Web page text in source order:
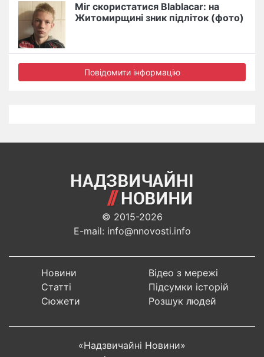
Міг скористатися Blablacar: на
Житомирщині зник підліток (фото)
Повідомити інформацію
© 2015-2026
E-mail: info@nnovosti.info
Новини
Статті
Сюжети
Відео з мережі
Підсумки історій
Розшук людей
«Надзвичайні Новини»